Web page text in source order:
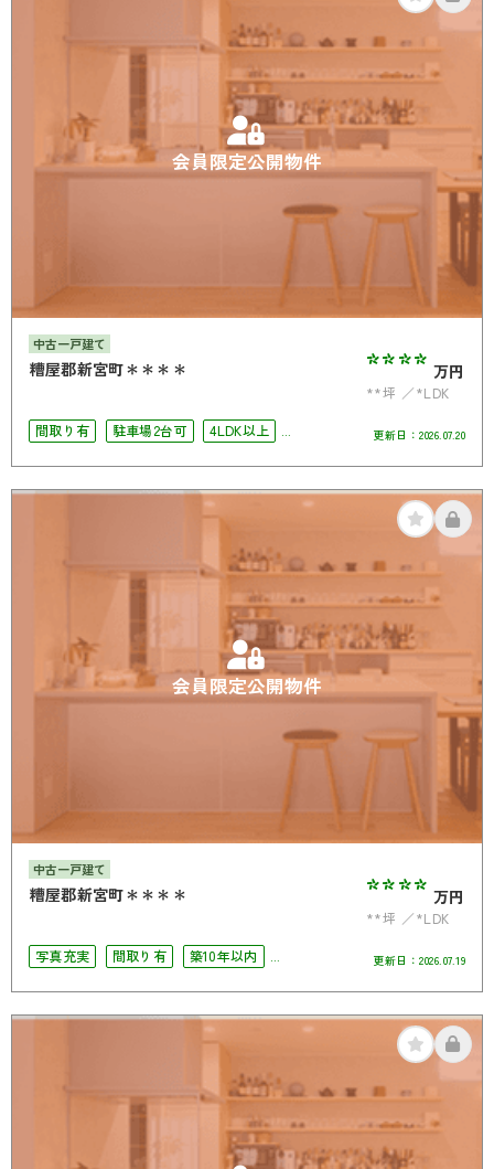
会員限定公開物件
中古一戸建て
糟屋郡新宮町＊＊＊＊ **** 万円
**坪
*LDK
間取り有
駐車場2台可
4LDK以上
更新日： 2026.07.20
会員限定公開物件
中古一戸建て
糟屋郡新宮町＊＊＊＊ **** 万円
**坪
*LDK
写真充実
間取り有
築10年以内
更新日： 2026.07.19